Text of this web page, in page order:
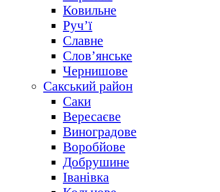
Ковильне
Руч’ї
Славне
Слов’янське
Чернишове
Сакський район
Саки
Вересаєве
Виноградове
Воробйове
Добрушине
Іванівка